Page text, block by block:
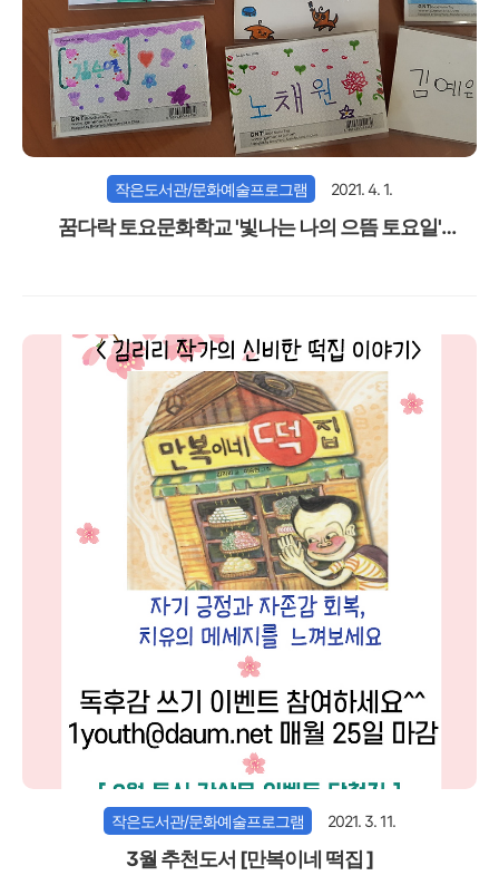
작은도서관/문화예술프로그램 2021. 4. 1.
꿈다락 토요문화학교 '빛나는 나의 으뜸 토요일'
작은도서관/문화예술프로그램 2021. 3. 11.
3월 추천도서 [만복이네 떡집 ]